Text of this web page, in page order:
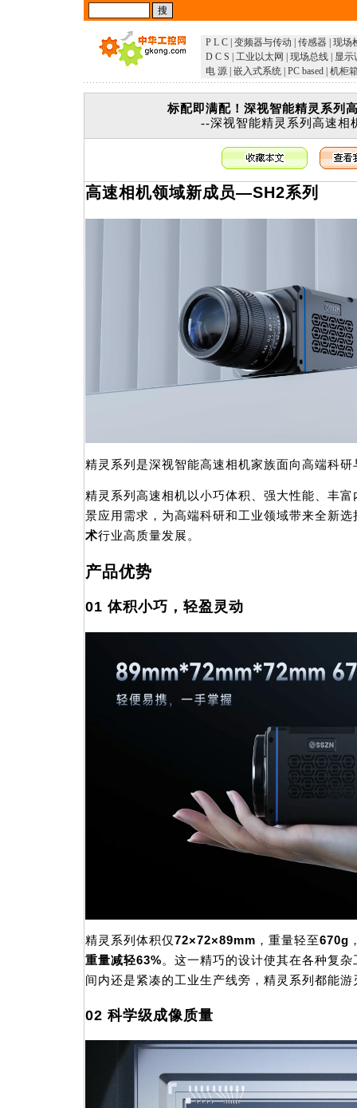
P L C 变频器与传动 传感器 现场
D C S
工业以太网 现场总线
显示
电 源 嵌入式系统 PC based 机柜
标配即满配！深视智能精灵系列
--深视智能精灵系列高速相
高速相机领域新成员—SH2系列
精灵系列是深视智能高速相机家族面向高端科
精灵系列高速相机以小巧体积、强大性能、丰
景应用需求，为高端科研和工业领域带来全新选
术行业高质量发展。
产品优势
01 体积小巧，轻盈灵动
精灵系列体积仅72×72×89mm ，重量轻至670g
重量减轻63%。这一精巧的设计使其在各种复
间内还是紧凑的工业生产线旁，精灵系列都能
02 科学级成像质量